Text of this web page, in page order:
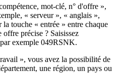
mot-clé, n° d'offre »,
« serveur », « anglais »,
la touche « entrée » entre chaque
précise ? Saisissez
exemple 049RSNK.
», vous avez la possibilité de
une région, un pays ou